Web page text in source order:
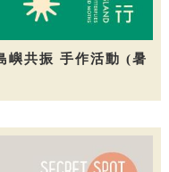
嶼共振 手作活動 (暑